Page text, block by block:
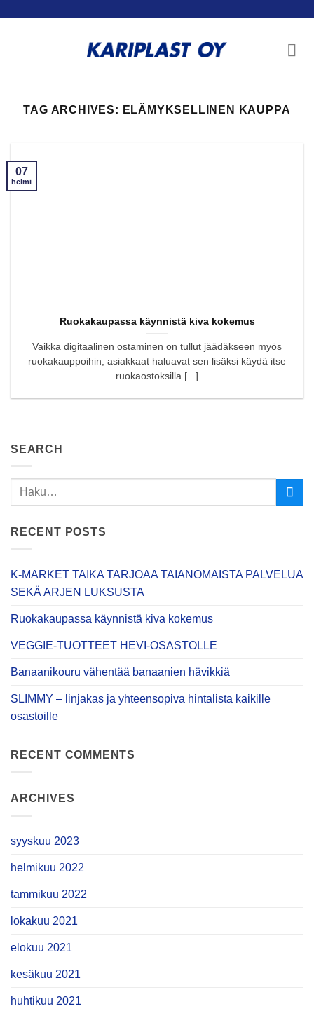
TAG ARCHIVES: ELÄMYKSELLINEN KAUPPA
Ruokakaupassa käynnistä kiva kokemus
Vaikka digitaalinen ostaminen on tullut jäädäkseen myös
ruokakauppoihin, asiakkaat haluavat sen lisäksi käydä itse
ruokaostoksilla [...]
07
helmi
SEARCH
RECENT POSTS
K-MARKET TAIKA TARJOAA TAIANOMAISTA PALVELUA
SEKÄ ARJEN LUKSUSTA
Ruokakaupassa käynnistä kiva kokemus
VEGGIE-TUOTTEET HEVI-OSASTOLLE
Banaanikouru vähentää banaanien hävikkiä
SLIMMY – linjakas ja yhteensopiva hintalista kaikille
osastoille
RECENT COMMENTS
ARCHIVES
syyskuu 2023
helmikuu 2022
tammikuu 2022
lokakuu 2021
elokuu 2021
kesäkuu 2021
huhtikuu 2021